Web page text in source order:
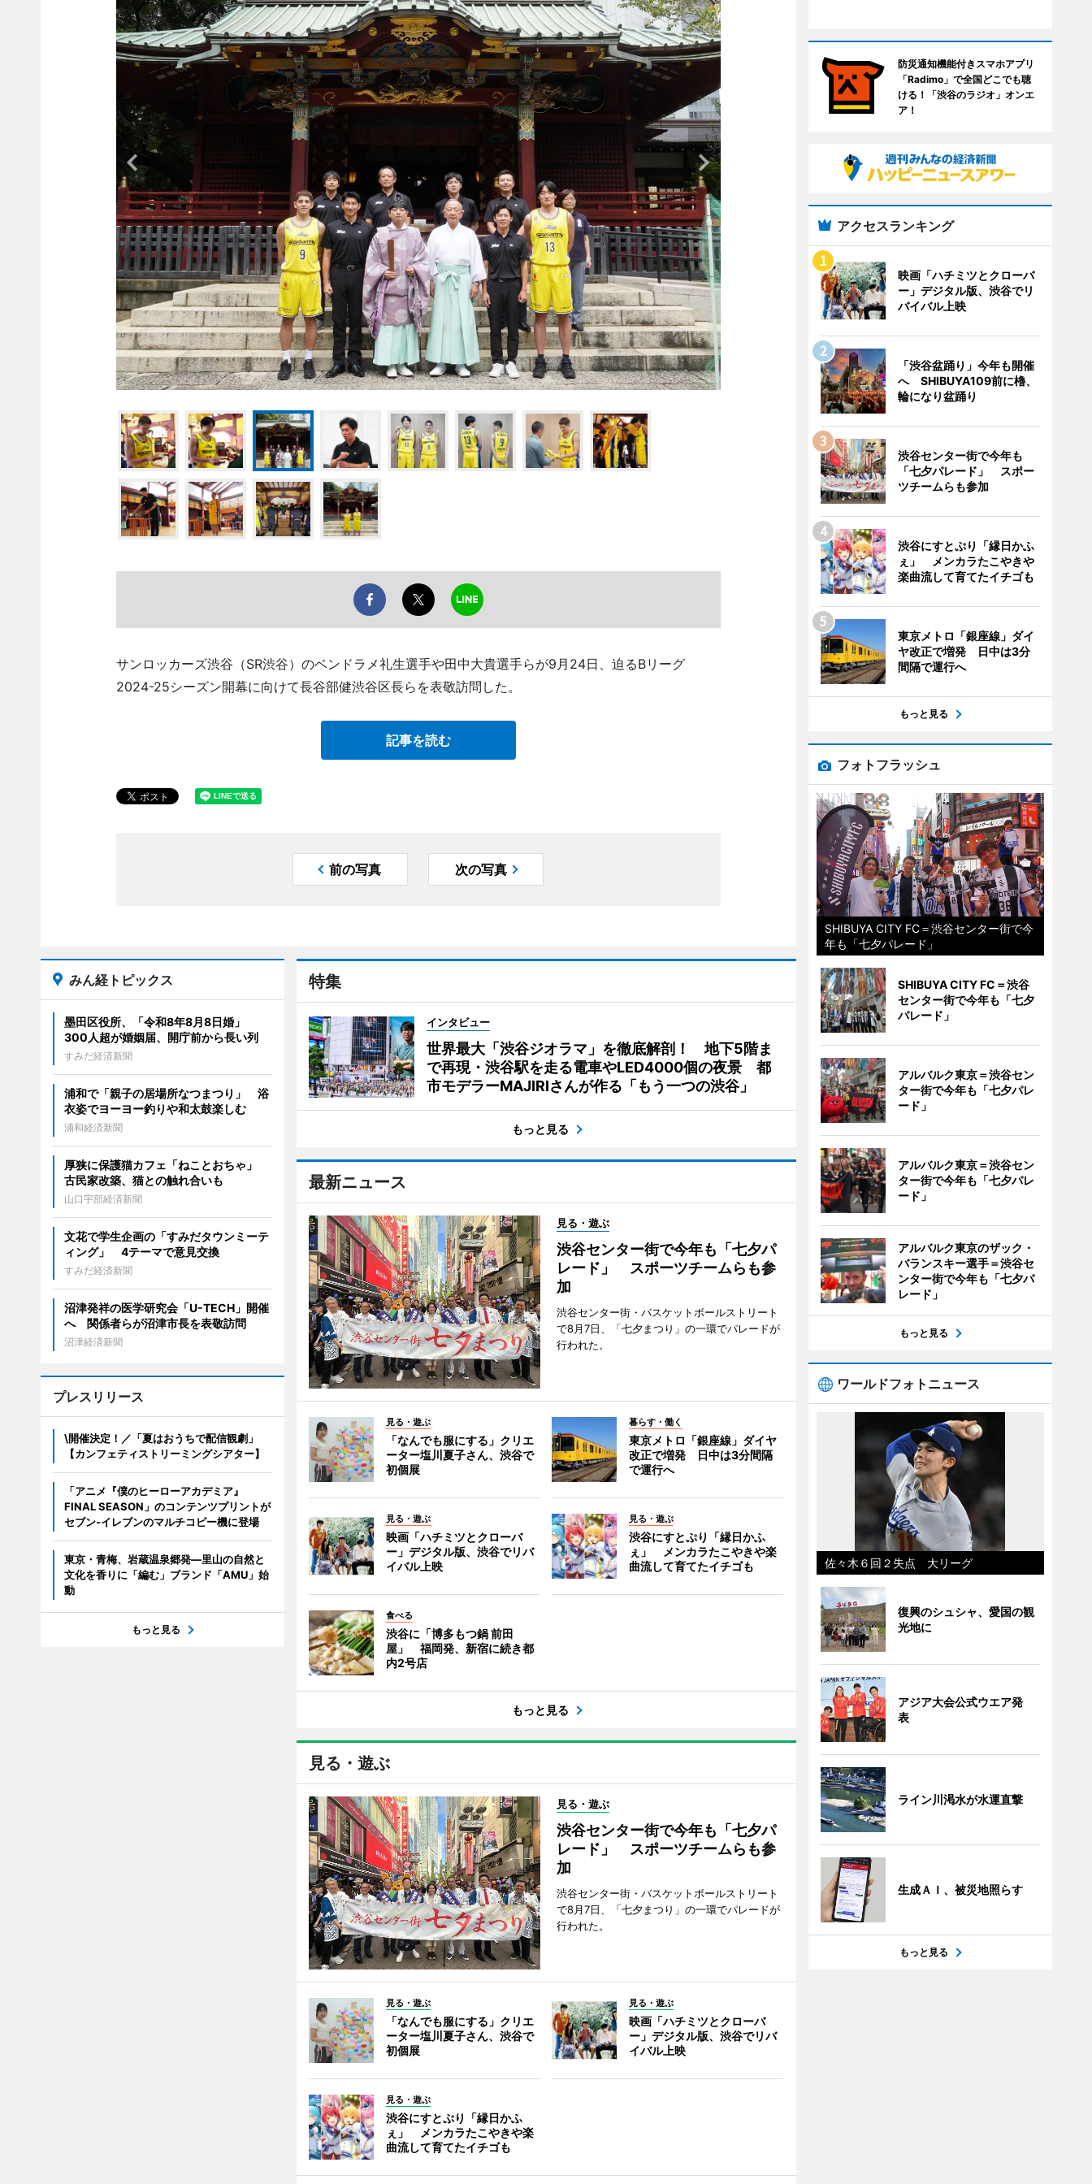
サンロッカーズ渋谷（SR渋谷）のベンドラメ礼生選手や田中大貴選手らが9月24日、迫るBリーグ
2024-25シーズン開幕に向けて長谷部健渋谷区長らを表敬訪問した。
記事を読む
前の写真 次の写真
特集
インタビュー
世界最大「渋谷ジオラマ」を徹底解剖！ 地下5階ま
で再現・渋谷駅を走る電車やLED4000個の夜景 都
市モデラーMAJIRIさんが作る「もう一つの渋谷」
もっと見る
最新ニュース
見る・遊ぶ
渋谷センター街で今年も「七夕パ
レード」 スポーツチームらも参
加
渋谷センター街・バスケットボールストリート
で8月7日、「七夕まつり」の一環でパレードが
行われた。
見る・遊ぶ
「なんでも服にする」クリエ
ーター塩川夏子さん、渋谷で
初個展
暮らす・働く
東京メトロ「銀座線」ダイヤ
改正で増発 日中は3分間隔
で運行へ
見る・遊ぶ
映画「ハチミツとクローバ
ー」デジタル版、渋谷でリバ
イバル上映
見る・遊ぶ
渋谷にすとぷり「縁日かふ
ぇ」 メンカラたこやきや楽
曲流して育てたイチゴも
食べる
渋谷に「博多もつ鍋 前田
屋」 福岡発、新宿に続き都
内2号店
もっと見る
見る・遊ぶ
見る・遊ぶ
渋谷センター街で今年も「七夕パ
レード」 スポーツチームらも参
加
渋谷センター街・バスケットボールストリート
で8月7日、「七夕まつり」の一環でパレードが
行われた。
見る・遊ぶ
「なんでも服にする」クリエ
ーター塩川夏子さん、渋谷で
初個展
見る・遊ぶ
映画「ハチミツとクローバ
ー」デジタル版、渋谷でリバ
イバル上映
見る・遊ぶ
渋谷にすとぷり「縁日かふ
ぇ」 メンカラたこやきや楽
曲流して育てたイチゴも
みん経トピックス
墨田区役所、「令和8年8月8日婚」
300人超が婚姻届、開庁前から長い列
すみだ経済新聞
浦和で「親子の居場所なつまつり」 浴
衣姿でヨーヨー釣りや和太鼓楽しむ
浦和経済新聞
厚狭に保護猫カフェ「ねことおちゃ」
古民家改築、猫との触れ合いも
山口宇部経済新聞
文花で学生企画の「すみだタウンミーテ
ィング」 4テーマで意見交換
すみだ経済新聞
沼津発祥の医学研究会「U-TECH」開催
へ 関係者らが沼津市長を表敬訪問
沼津経済新聞
プレスリリース
\開催決定！／「夏はおうちで配信観劇」
【カンフェティストリーミングシアター】
「アニメ『僕のヒーローアカデミア』
FINAL SEASON」のコンテンツプリントが
セブン‐イレブンのマルチコピー機に登場
東京・青梅、岩蔵温泉郷発―里山の自然と
文化を香りに「編む」ブランド「AMU」始
動
もっと見る
防災通知機能付きスマホアプリ
「Radimo」で全国どこでも聴
ける！「渋谷のラジオ」オンエ
ア！
アクセスランキング
映画「ハチミツとクローバ
ー」デジタル版、渋谷でリ
バイバル上映
「渋谷盆踊り」今年も開催
へ SHIBUYA109前に櫓、
輪になり盆踊り
渋谷センター街で今年も
「七夕パレード」 スポー
ツチームらも参加
渋谷にすとぷり「縁日かふ
ぇ」 メンカラたこやきや
楽曲流して育てたイチゴも
東京メトロ「銀座線」ダイ
ヤ改正で増発 日中は3分
間隔で運行へ
もっと見る
フォトフラッシュ
SHIBUYA CITY FC＝渋谷センター街で今
年も「七夕パレード」
SHIBUYA CITY FC＝渋谷
センター街で今年も「七夕
パレード」
アルバルク東京＝渋谷セン
ター街で今年も「七夕パレ
ード」
アルバルク東京＝渋谷セン
ター街で今年も「七夕パレ
ード」
アルバルク東京のザック・
バランスキー選手＝渋谷セ
ンター街で今年も「七夕パ
レード」
もっと見る
ワールドフォトニュース
佐々木６回２失点 大リーグ
復興のシュシャ、愛国の観
光地に
アジア大会公式ウエア発
表
ライン川渇水が水運直撃
生成ＡＩ、被災地照らす
もっと見る